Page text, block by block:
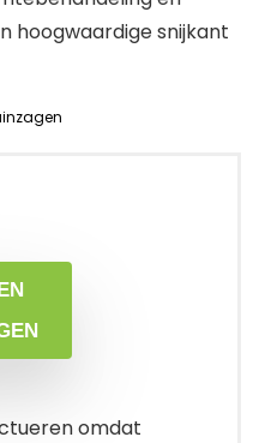
hoogwaardige snijkant
omdat